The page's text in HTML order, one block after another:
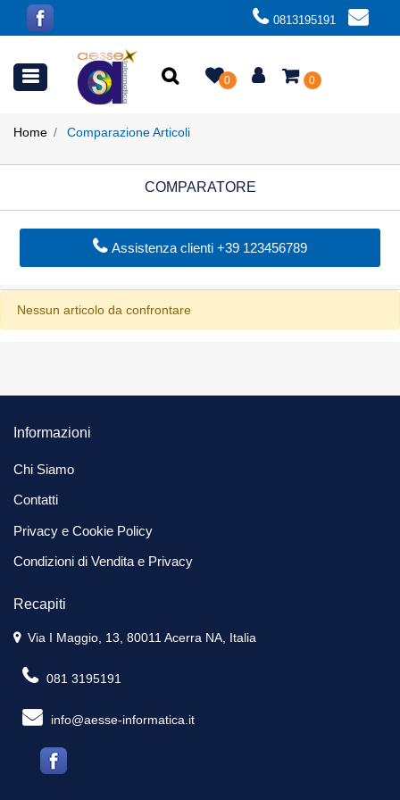
0813195191
Open menu 0 0
Home Comparazione Articoli
COMPARATORE
Assistenza clienti +39 123456789
Nessun articolo da confrontare
Informazioni
Chi Siamo
Contatti
Privacy e Cookie Policy
Condizioni di Vendita e Privacy
Recapiti
Via I Maggio, 13, 80011 Acerra NA, Italia
081 3195191
info@aesse-informatica.it